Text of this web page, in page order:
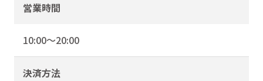
営業時間
10:00～20:00
決済方法